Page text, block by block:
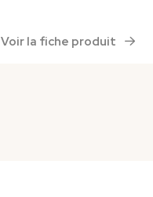
Voir la fiche produit